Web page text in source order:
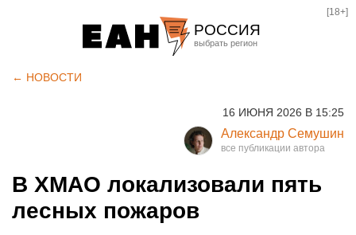
РОССИЯ
Курган
Оренбург
[18+]
← НОВОСТИ
16 ИЮНЯ 2026 В 15:25
Александр Семушин
В ХМАО локализовали пять
лесных пожаров